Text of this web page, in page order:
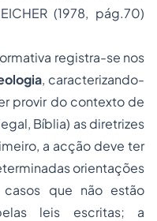
(1978, pág.70)
registra-se nos
, caracterizando-
provir do contexto de
Bíblia) as diretrizes
a acção deve ter
orientações
que não estão
leis escritas; a